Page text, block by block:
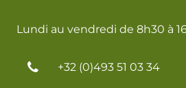
Lundi au vendredi de 8h30 à
+32 (0)493 51 03 34